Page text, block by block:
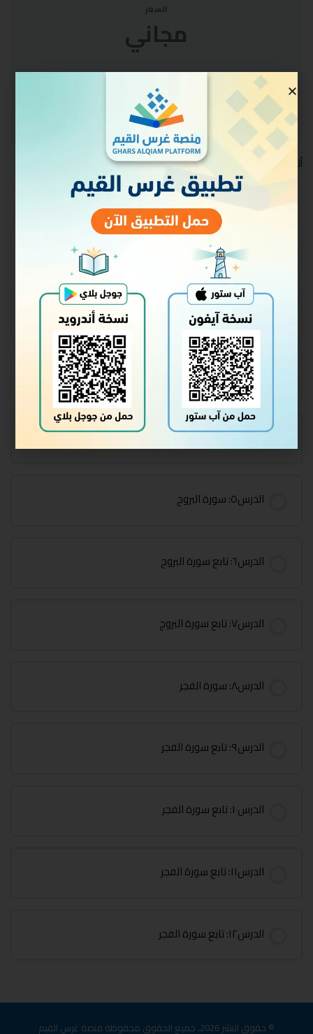
السعر
مجاني
سجل الدخول للالتحاق
ألقيت عام ١٤٣٥ه
محتوى الدورة
الدرس١: أهمية العلم بأسماء الله وصفاته
الدرس٢: سورة الأعلى
الدرس٣: تابع سورة الأعلى
الدرس٤: تابع سورة الأعلى
الدرس٥: سورة البروج
الدرس٦: تابع سورة البروج
الدرس٧: تابع سورة البروج
الدرس٨: سورة الفجر
الدرس٩: تابع سورة الفجر
الدرس١٠: تابع سورة الفجر
الدرس١١: تابع سورة الفجر
الدرس١٢: تابع سورة الفجر
© حقوق النشر 2026، جميع الحقوق محفوظة منصة غرس القيم